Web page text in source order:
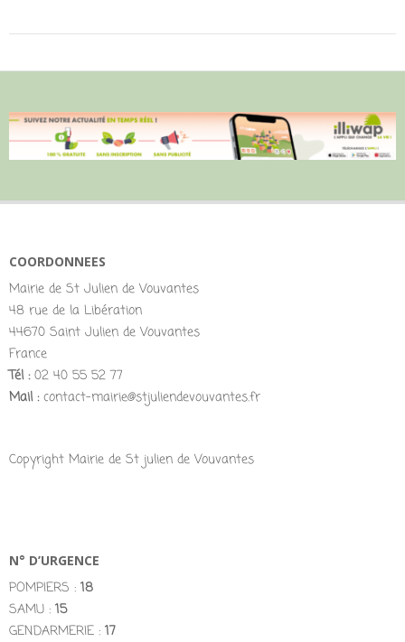
COORDONNEES
Mairie de St Julien de Vouvantes
48 rue de la Libération
44670 Saint Julien de Vouvantes
France
Tél :02 40 55 52 77
Mail :contact-mairie@stjuliendevouvantes.fr
Copyright Mairie de St julien de Vouvantes
N° D’URGENCE
POMPIERS : 18
SAMU : 15
GENDARMERIE : 17